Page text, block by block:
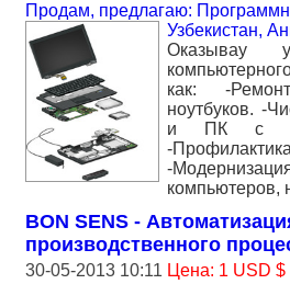
Продам, предлагаю:
Узбекистан,
Оказывау
как: -
ноутбуков. -
и ПК с
-
-
компьютеров,
BON SENS -
производственного
30-05-2013 10:11 Цена: 1 USD $